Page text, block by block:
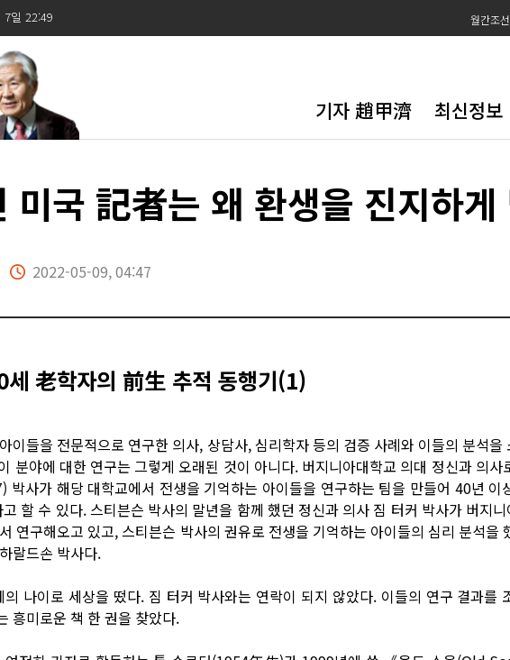
7일 22:49 월간조선
기자 趙甲濟 최신정보
미국 記者는 왜 환생을 진지하
2022-05-09, 04:47
老학자의 前生 추적 동행기(1)
이들을 전문적으로 연구한 의사, 상담사, 심리학자 등의 검증 사례와 이들의 분석을
분야에 대한 연구는 그렇게 오래된 것이 아니다. 버지니아대학교 의대 정신과 의사
박사가 해당 대학교에서 전생을 기억하는 아이들을 연구하는 팀을 만들어 40년 이
할 수 있다. 스티븐슨 박사의 말년을 함께 했던 정신과 의사 짐 터커 박사가 버지
연구해오고 있고, 스티븐슨 박사의 권유로 전생을 기억하는 아이들의 심리 분석을
랄드손 박사다.
나이로 세상을 떴다. 짐 터커 박사와는 연락이 되지 않았다. 이들의 연구 결과를
흥미로운 책 한 권을 찾았다.